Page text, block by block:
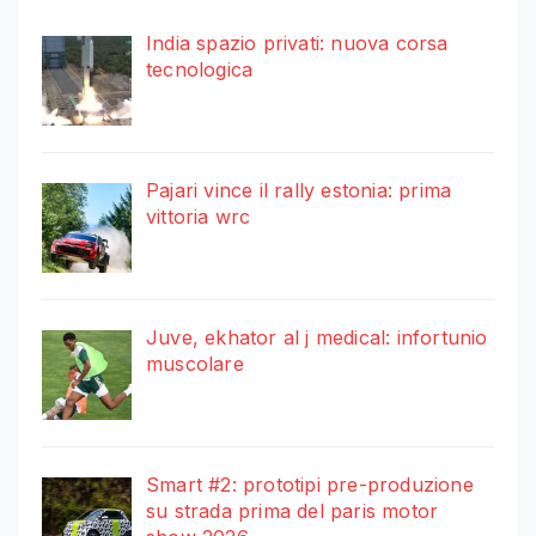
India spazio privati: nuova corsa
tecnologica
Pajari vince il rally estonia: prima
vittoria wrc
Juve, ekhator al j medical: infortunio
muscolare
Smart #2: prototipi pre-produzione
su strada prima del paris motor